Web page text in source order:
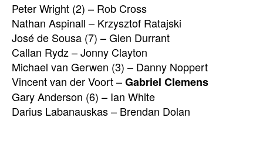
Peter Wright (2) – Rob Cross
Nathan Aspinall – Krzysztof Ratajski
José de Sousa (7) – Glen Durrant
Callan Rydz – Jonny Clayton
Michael van Gerwen (3) – Danny Noppert
Vincent van der Voort –Gabriel Clemens
Gary Anderson (6) – Ian White
Darius Labanauskas – Brendan Dolan